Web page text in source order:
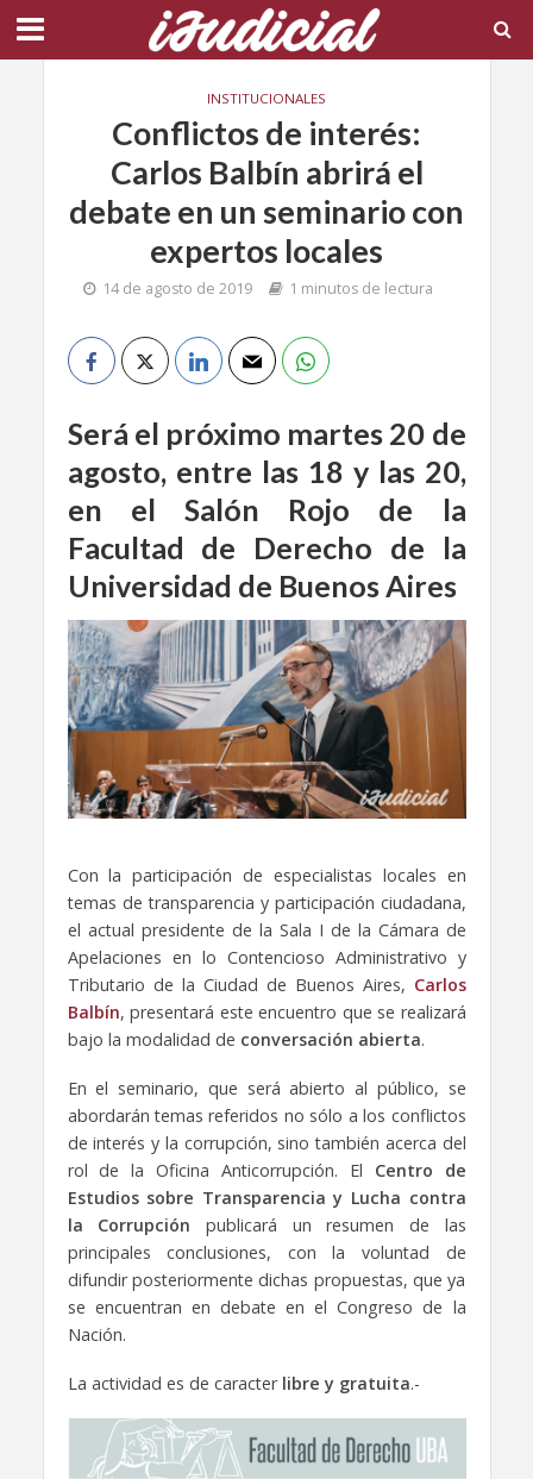
INSTITUCIONALES
Conflictos de interés:
Carlos Balbín abrirá el
debate en un seminario con
expertos locales
14 de agosto de 2019 1 minutos de lectura
Será el próximo martes 20 de
agosto, entre las 18 y las 20,
en el Salón Rojo de la
Facultad de Derecho de la
Universidad de Buenos Aires
Con la participación de especialistas locales en
temas de transparencia y participación ciudadana,
el actual presidente de la Sala I de la Cámara de
Apelaciones en lo Contencioso Administrativo y
Tributario de la Ciudad de Buenos Aires, Carlos
Balbín, presentará este encuentro que se realizará
bajo la modalidad de conversación abierta.
En el seminario, que será abierto al público, se
abordarán temas referidos no sólo a los conflictos
de interés y la corrupción, sino también acerca del
rol de la Oficina Anticorrupción. El Centro de
Estudios sobre Transparencia y Lucha contra
la Corrupción publicará un resumen de las
principales conclusiones, con la voluntad de
difundir posteriormente dichas propuestas, que ya
se encuentran en debate en el Congreso de la
Nación.
La actividad es de caracter libre y gratuita.-